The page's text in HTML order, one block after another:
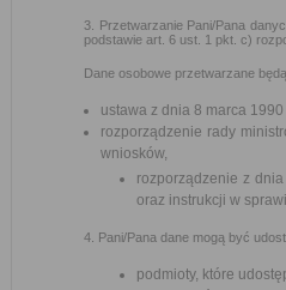
3. Przetwarzanie Pani/Pana
podstawie art. 6 ust. 1 pkt. c)
Dane osobowe przetwarzane
ustawa z dnia 8 marca
rozporządzenie rady
wniosków,
rozporządzenie z
oraz instrukcji w
4. Pani/Pana dane mogą być
podmioty, które